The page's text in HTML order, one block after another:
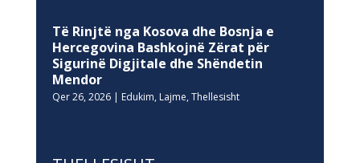
Të Rinjtë nga Kosova dhe Bosnja e
Hercegovina Bashkojnë Zërat për
Sigurinë Digjitale dhe Shëndetin
Mendor
Qer 26, 2026| Edukim, Lajme, Thellesisht